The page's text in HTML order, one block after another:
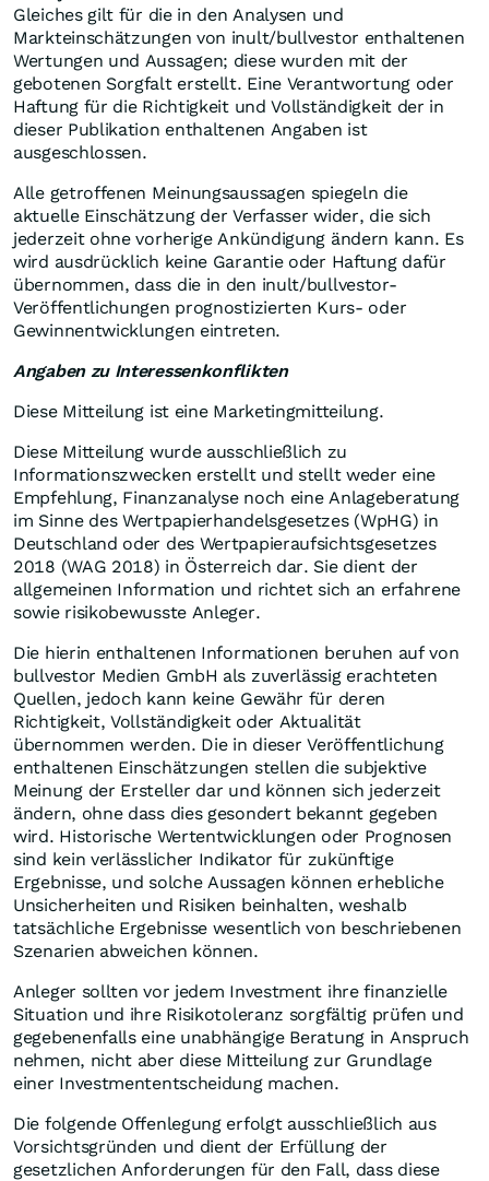
Gleiches gilt für die in den Analysen und
Markteinschätzungen von inult/bullvestor enthaltenen
Wertungen und Aussagen; diese wurden mit der
gebotenen Sorgfalt erstellt. Eine Verantwortung oder
Haftung für die Richtigkeit und Vollständigkeit der in
dieser Publikation enthaltenen Angaben ist
ausgeschlossen.
Alle getroffenen Meinungsaussagen spiegeln die
aktuelle Einschätzung der Verfasser wider, die sich
jederzeit ohne vorherige Ankündigung ändern kann. Es
wird ausdrücklich keine Garantie oder Haftung dafür
übernommen, dass die in den inult/bullvestor-
Veröffentlichungen prognostizierten Kurs- oder
Gewinnentwicklungen eintreten.
Angaben zu Interessenkonflikten
Diese Mitteilung ist eine Marketingmitteilung.
Diese Mitteilung wurde ausschließlich zu
Informationszwecken erstellt und stellt weder eine
Empfehlung, Finanzanalyse noch eine Anlageberatung
im Sinne des Wertpapierhandelsgesetzes (WpHG) in
Deutschland oder des Wertpapieraufsichtsgesetzes
2018 (WAG 2018) in Österreich dar. Sie dient der
allgemeinen Information und richtet sich an erfahrene
sowie risikobewusste Anleger.
Die hierin enthaltenen Informationen beruhen auf von
bullvestor Medien GmbH als zuverlässig erachteten
Quellen, jedoch kann keine Gewähr für deren
Richtigkeit, Vollständigkeit oder Aktualität
übernommen werden. Die in dieser Veröffentlichung
enthaltenen Einschätzungen stellen die subjektive
Meinung der Ersteller dar und können sich jederzeit
ändern, ohne dass dies gesondert bekannt gegeben
wird. Historische Wertentwicklungen oder Prognosen
sind kein verlässlicher Indikator für zukünftige
Ergebnisse, und solche Aussagen können erhebliche
Unsicherheiten und Risiken beinhalten, weshalb
tatsächliche Ergebnisse wesentlich von beschriebenen
Szenarien abweichen können.
Anleger sollten vor jedem Investment ihre finanzielle
Situation und ihre Risikotoleranz sorgfältig prüfen und
gegebenenfalls eine unabhängige Beratung in Anspruch
nehmen, nicht aber diese Mitteilung zur Grundlage
einer Investmententscheidung machen.
Die folgende Offenlegung erfolgt ausschließlich aus
Vorsichtsgründen und dient der Erfüllung der
gesetzlichen Anforderungen für den Fall, dass diese